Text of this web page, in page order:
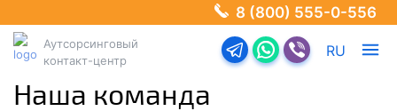
8 (800) 555-0-556
Аутсорсинговый
контакт-центр
Перейти в телеграм-
Перейти в Ватсап
Перейти в
RU
Наша команда